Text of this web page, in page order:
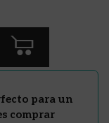
para un
comprar